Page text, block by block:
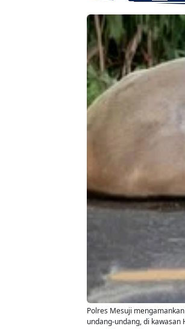
Polres Mesuji
undang-undang, di kawasan